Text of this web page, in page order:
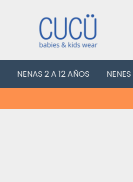
NENAS 2 A 12 AÑOS